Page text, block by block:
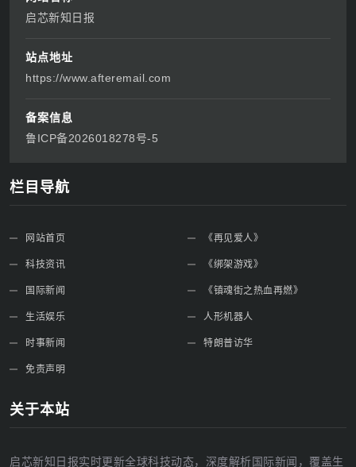
启芯新知日报
站点地址
https://www.afteremail.com
备案信息
鲁ICP备2026018278号-5
栏目导航
网站首页
科技资讯
国际新闻
生活娱乐
时事新闻
免责声明
《再见爱人》
《绑架游戏》
《镇魂街之热血再燃》
人形机器人
特朗普访华
关于本站
启芯新知日报实时更新全球科技动态，深度解析国际新闻，覆盖生